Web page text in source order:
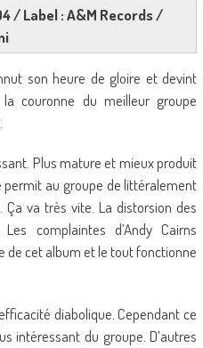
/ Label : A&M Records /
son heure de gloire et devint
couronne du meilleur groupe
Plus mature et mieux produit
permit au groupe de littéralement
Ça va très vite. La distorsion des
complaintes d’Andy Cairns
de cet album et le tout fonctionne
diabolique. Cependant ce
intéressant du groupe. D’autres